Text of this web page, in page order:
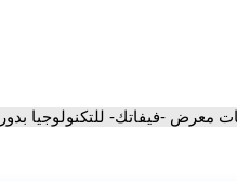
معرض -فيفاتك- للتكنولوجيا